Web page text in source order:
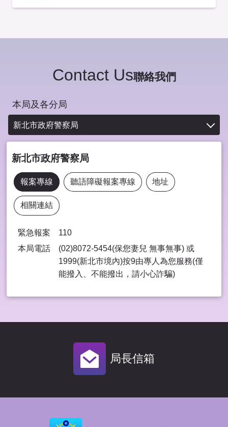
Contact Us聯絡我們
本局及各分局
新北市政府警察局
新北市政府警察局
報案專線 聽語障礙報案專線 地址
相關連結
緊急報案
110
本局電話
(02)8072-5454(保您妻兒 無事無事) 或
1999(新北市境內)按9由專⼈為您服務(僅
能撥入、不能撥出，請⼩⼼詐騙)
局長信箱